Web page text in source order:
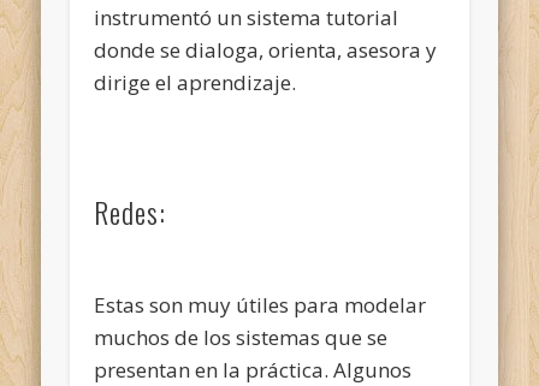
instrumentó un sistema tutorial
donde se dialoga, orienta, asesora y
dirige el aprendizaje.
Redes:
Estas son muy útiles para modelar
muchos de los sistemas que se
presentan en la práctica. Algunos